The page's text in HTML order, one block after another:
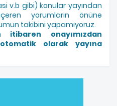
v.b gibi) konular yayından
yorumların önüne
takibini yapamıyoruz.
itibaren onayımızdan
olarak yayına